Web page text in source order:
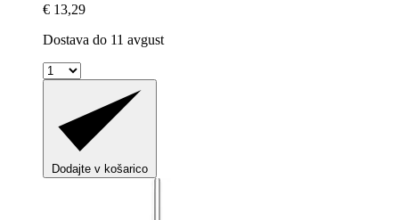
€ 13,29
Dostava do 11 avgust
Dodajte v košarico